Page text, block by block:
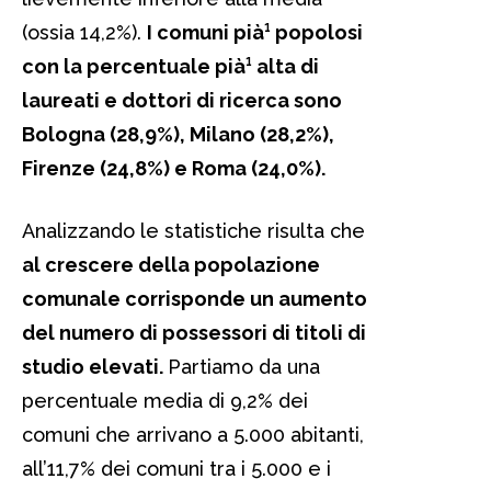
(ossia 14,2%). I comuni pià¹ popolosi
con la percentuale pià¹ alta di
laureati e dottori di ricerca sono
Bologna (28,9%), Milano (28,2%),
Firenze (24,8%) e Roma (24,0%).
Analizzando le statistiche risulta che
al crescere della popolazione
comunale corrisponde un aumento
del numero di possessori di titoli di
studio elevati. Partiamo da una
percentuale media di 9,2% dei
comuni che arrivano a 5.000 abitanti,
all’11,7% dei comuni tra i 5.000 e i